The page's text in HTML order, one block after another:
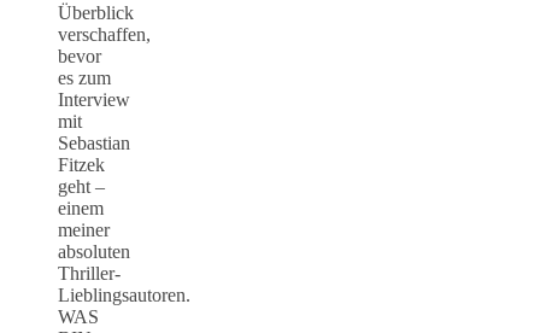
Überblick
verschaffen,
bevor
es zum
Interview
mit
Sebastian
Fitzek
geht –
einem
meiner
absoluten
Thriller-
Lieblingsautoren.
WAS